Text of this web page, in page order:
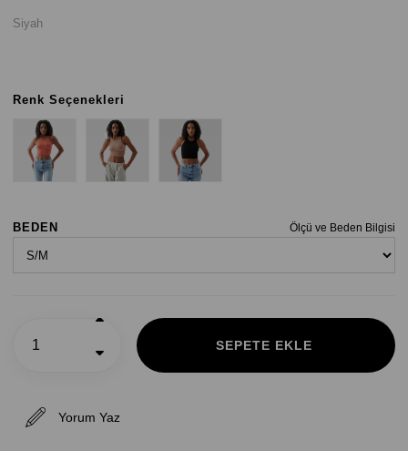
Siyah
Renk Seçenekleri
Ölçü ve Beden Bilgisi
BEDEN
Yorum Yaz